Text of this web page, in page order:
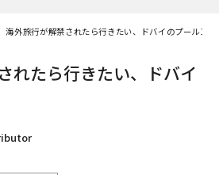
海外旅行が解禁されたら行きたい、ドバイのプール10選
れたら行きたい、ドバイ